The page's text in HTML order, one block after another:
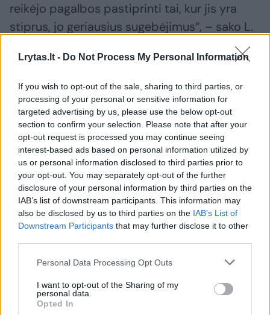
Lrytas.lt - Do Not Process My Personal Information
If you wish to opt-out of the sale, sharing to third parties, or
processing of your personal or sensitive information for
targeted advertising by us, please use the below opt-out
section to confirm your selection. Please note that after your
opt-out request is processed you may continue seeing
interest-based ads based on personal information utilized by
us or personal information disclosed to third parties prior to
your opt-out. You may separately opt-out of the further
disclosure of your personal information by third parties on the
IAB’s list of downstream participants. This information may
also be disclosed by us to third parties on the IAB’s List of
Downstream Participants that may further disclose it to other
Personal Data Processing Opt Outs
I want to opt-out of the Sharing of my
personal data.
Opted In
reikėjo pagalbos pastiprinti tai, kur jis yra
stiprus, jo geriausius sugebėjimus“, – sako L.
Jaunuolių dienos centro vadovė sako, kad
Vidas tobulėja ir net skaitė pranešimą
forume, kur dalyvavo daugiau nei 500
dalyvių: „Žavėjausi, kaip Vidas mokėjo elgtis
tokioje situacijoje sulaukęs milžiniško
dėmesio, kaip per kelias minutes tapo toks
populiarus, tai labai imponavo, nes juk niekas
Vido to nemokė. Jis iš prigimties toks, dar gal
artimųjų indėlis nulėmė, kad jis puikiai
suprato, kaip jam elgtis ir reaguoti, elgėsi
labai natūraliai, o empatija sklido iš jo paties.“
L. Trebienė visiems tėvams, kurie išgirsta